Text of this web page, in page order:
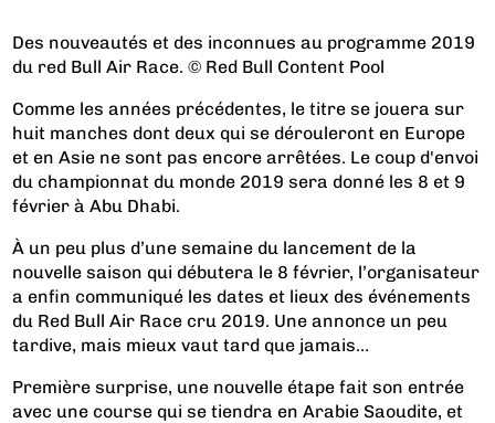
Des nouveautés et des inconnues au programme 2019
du red Bull Air Race. © Red Bull Content Pool
Comme les années précédentes, le titre se jouera sur
huit manches dont deux qui se dérouleront en Europe
et en Asie ne sont pas encore arrêtées. Le coup d'envoi
du championnat du monde 2019 sera donné les 8 et 9
février à Abu Dhabi.
À un peu plus d’une semaine du lancement de la
nouvelle saison qui débutera le 8 février, l’organisateur
a enfin communiqué les dates et lieux des événements
du Red Bull Air Race cru 2019. Une annonce un peu
tardive, mais mieux vaut tard que jamais…
Première surprise, une nouvelle étape fait son entrée
avec une course qui se tiendra en Arabie Saoudite, et